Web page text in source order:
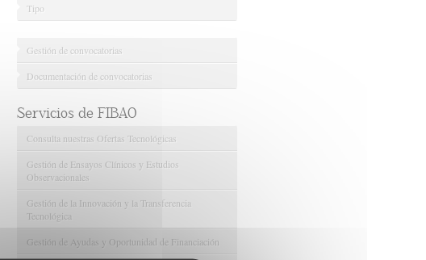
Tipo
Gestión de convocatorias
Documentación de convocatorias
Servicios de FIBAO
Consulta nuestras Ofertas Tecnológicas
Gestión de Ensayos Clínicos y Estudios
Observacionales
Gestión de la Innovación y la Transferencia
Tecnológica
Gestión de Ayudas y Oportunidad de Financiación